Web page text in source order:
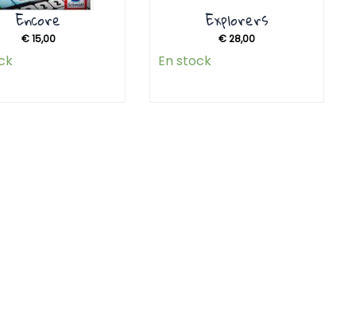
Encore
€15,00
Explorers
€28,00
En stock